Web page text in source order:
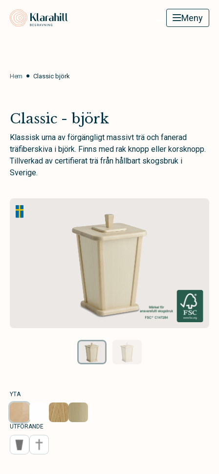
Meny
Hem Classic björk
Classic - björk
Klassisk urna av förgängligt massivt trä och fanerad
träfiberskiva i björk. Finns med rak knopp eller korsknopp.
Tillverkad av certifierat trä från hållbart skogsbruk i
Sverige.
YTA
UTFÖRANDE